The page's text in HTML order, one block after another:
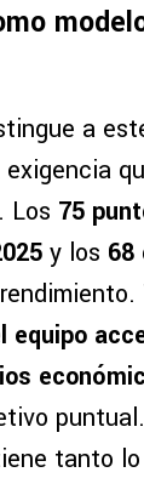
a
Los 75
y los 68
equipo
tanto